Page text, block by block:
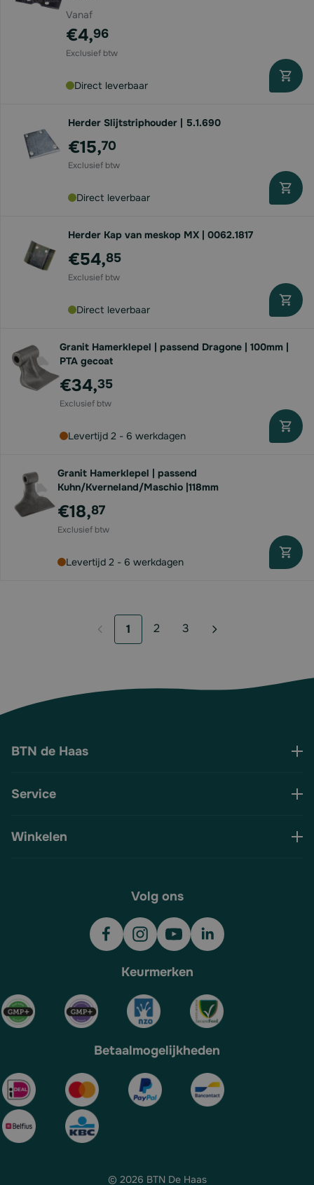
Vanaf
€4,96
Direct leverbaar
Herder Slijtstriphouder | 5.1.690
€15,70
Direct leverbaar
Herder Kap van meskop MX | 0062.1817
€54,85
Direct leverbaar
Granit Hamerklepel | passend Dragone | 100mm |
PTA gecoat
€34,35
Levertijd 2 - 6 werkdagen
Granit Hamerklepel | passend
Kuhn/Kverneland/Maschio |118mm
€18,87
Levertijd 2 - 6 werkdagen
U lees momenteel pagina
1 Pagina
2 Pagina
3
BTN de Haas
Service
Winkelen
Volg ons
Keurmerken
Betaalmogelijkheden
© 2026 BTN De Haas